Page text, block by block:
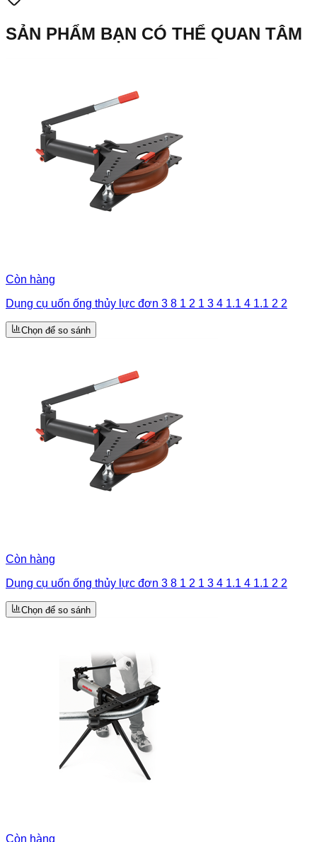
SẢN PHẨM BẠN CÓ THỂ QUAN TÂM
Còn hàng
Dụng cụ uốn ống thủy lực đơn 3 8 1 2 1 3 4 1.1 4 1.1 2 2
Chọn để so sánh
Còn hàng
Dụng cụ uốn ống thủy lực đơn 3 8 1 2 1 3 4 1.1 4 1.1 2 2
Chọn để so sánh
Còn hàng